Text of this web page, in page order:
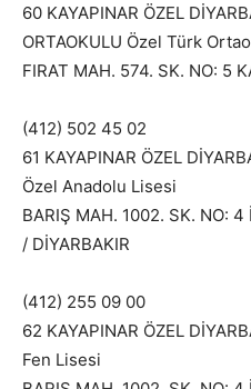
60 KAYAPINAR ÖZEL
ORTAOKULU Özel Türk
FIRAT MAH. 574. SK. NO: 5
(412) 502 45 02
61 KAYAPINAR ÖZEL
Özel Anadolu Lisesi
BARIŞ MAH. 1002. SK. NO: 4
/ DİYARBAKIR
(412) 255 09 00
62 KAYAPINAR ÖZEL
Fen Lisesi